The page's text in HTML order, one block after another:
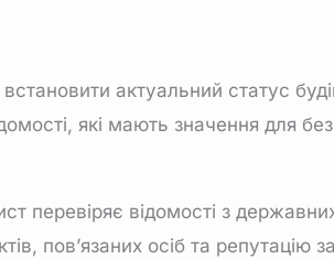
актуальний статус
які мають значення для
перевіряє відомості з
пов’язаних осіб та репутацію